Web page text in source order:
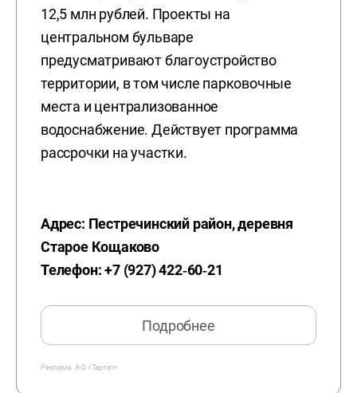
12,5 млн рублей. Проекты на
центральном бульваре
предусматривают благоустройство
территории, в том числе парковочные
места и централизованное
водоснабжение. Действует программа
рассрочки на участки.
Адрес: Пестречинский район, деревня
Старое Кощаково
Телефон:+7 (927) 422‑60‑21
Подробнее
Реклама. АО «Таргет»